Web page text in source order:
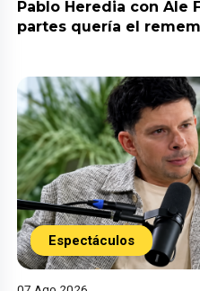
Pablo Heredia con Ale
partes quería el
Espectáculos